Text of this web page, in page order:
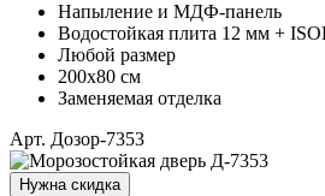
Напыление и МДФ-панель
Водостойкая плита 12 мм +
Любой размер
200х80 см
Заменяемая отделка
Арт. Дозор-7353
Нужна скидка